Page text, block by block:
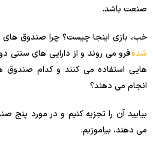
صنعت باشد.
خب، بازی اینجا چیست؟ چرا صندوق
شدهفرو می روند و از دارایی های سنتی
هایی استفاده می کنند و کدام صندوق
انجام می دهند؟
بیایید آن را تجزیه کنیم و در مورد پنج
می دهند، بیاموزیم.